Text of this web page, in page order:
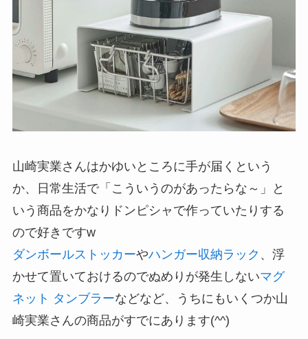
山崎実業さんはかゆいところに手が届くという
か、日常生活で「こういうのがあったらな～」と
いう商品をかなりドンピシャで作っていたりする
ので好きですw
ダンボールストッカーやハンガー収納ラック 、浮
かせて置いておけるのでぬめりが発生しないマグ
ネット タンブラーなどなど、うちにもいくつか山
崎実業さんの商品がすでにあります(^^)